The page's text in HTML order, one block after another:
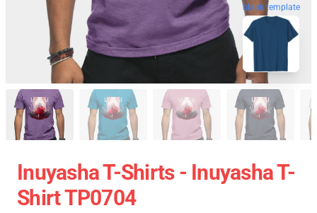
blank template
Inuyasha T-Shirts - Inuyasha T-
Shirt TP0704